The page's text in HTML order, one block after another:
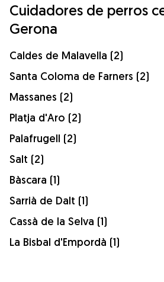
Cuidadores de perros
Gerona
Caldes de Malavella (2)
Santa Coloma de Farners (2)
Massanes (2)
Platja d'Aro (2)
Palafrugell (2)
Salt (2)
Bàscara (1)
Sarrià de Dalt (1)
Cassà de la Selva (1)
La Bisbal d'Empordà (1)